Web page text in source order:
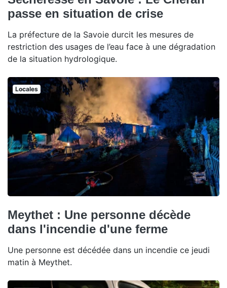
passe en situation de crise
La préfecture de la Savoie durcit les mesures de
restriction des usages de l’eau face à une dégradation
de la situation hydrologique.
Locales
Meythet : Une personne décède
dans l'incendie d'une ferme
Une personne est décédée dans un incendie ce jeudi
matin à Meythet.